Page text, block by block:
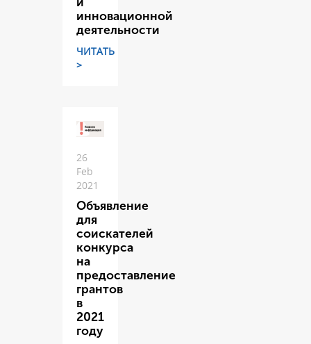
инновационной
деятельности
ЧИТАТЬ
>
26
Feb
2021
Объявление
для
соискателей
конкурса
на
предоставление
грантов
в
2021
году